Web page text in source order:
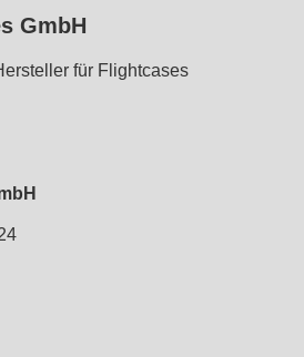
GmbH
für Flightcases